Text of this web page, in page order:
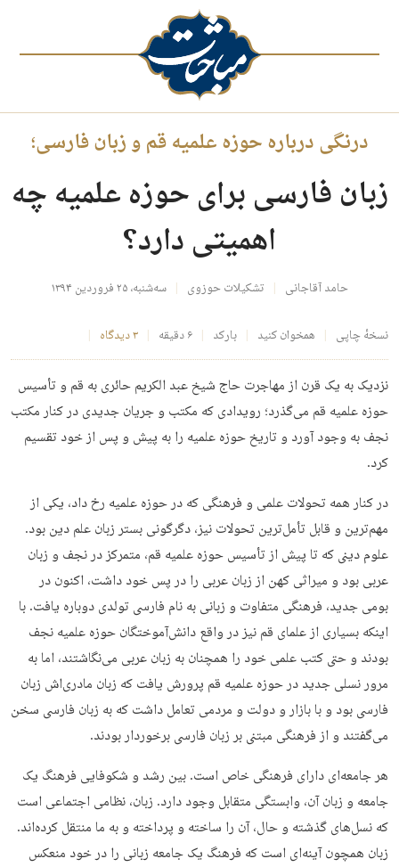
درنگی درباره حوزه علمیه قم و زبان فارسی؛
زبان فارسی برای حوزه علمیه چه
اهمیتی دارد؟
حامد آقاجانی تشکیلات حوزوی سه‌شنبه، ۲۵ فروردین ۱۳۹۴
نسخهٔ چاپی همخوان کنید بارکد ۶ دقیقه ۳ دیدگاه
نزدیک به یک قرن از مهاجرت حاج شیخ عبد الکریم حائری به قم و تأسیس
حوزه علمیه قم می‌گذرد؛ رویدادی که مکتب و جریان جدیدی در کنار مکتب
نجف به وجود آورد و تاریخ حوزه علمیه را به پیش و پس از خود تقسیم
کرد.
در کنار همه تحولات علمی و فرهنگی که در حوزه علمیه رخ داد، یکی از
مهم‌ترین و قابل تأمل‌ترین تحولات نیز، دگرگونی بستر زبان علم دین بود.
علوم دینی که تا پیش از تأسیس حوزه علمیه قم، متمرکز در نجف و زبان
عربی بود و میراثی کهن از زبان عربی را در پس خود داشت، اکنون در
بومی جدید، فرهنگی متفاوت و زبانی به نام فارسی تولدی دوباره یافت. با
اینکه بسیاری از علمای قم نیز در واقع دانش‌آموختگان حوزه علمیه نجف
بودند و حتی کتب علمی خود را همچنان به زبان عربی می‌نگاشتند، اما به
مرور نسلی جدید در حوزه علمیه قم پرورش یافت که زبان مادری‌اش زبان
فارسی بود و با بازار و دولت و مردمی تعامل داشت که به زبان فارسی سخن
می‌گفتند و از فرهنگی مبتنی بر زبان فارسی برخوردار بودند.
هر جامعه‌ای دارای فرهنگی خاص است. بین رشد و شکوفایی فرهنگ یک
جامعه و زبان آن، وابستگی متقابل وجود دارد. زبان، نظامی اجتماعی است
که نسل‌های گذشته و حال، آن را ساخته و پرداخته و به ما منتقل کرده‌اند.
زبان همچون آینه‌ای است که فرهنگ یک جامعه زبانی را در خود منعکس